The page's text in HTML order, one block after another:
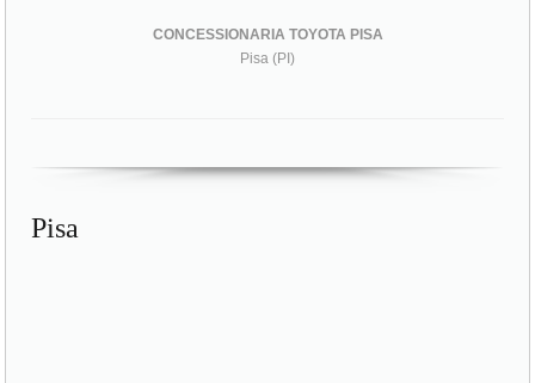
CONCESSIONARIA TOYOTA PISA
Pisa (PI)
Pisa